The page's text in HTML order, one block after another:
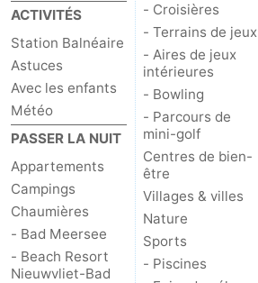
ACTIVITÉS
Station Balnéaire
Astuces
Avec les enfants
Météo
PASSER LA NUIT
Appartements
Campings
Chaumières
- Bad Meersee
- Beach Resort
Nieuwvliet-Bad
- Croisières
- Terrains de jeux
- Aires de jeux
intérieures
- Bowling
- Parcours de
mini-golf
Centres de bien-
être
Villages & villes
Nature
Sports
- Piscines